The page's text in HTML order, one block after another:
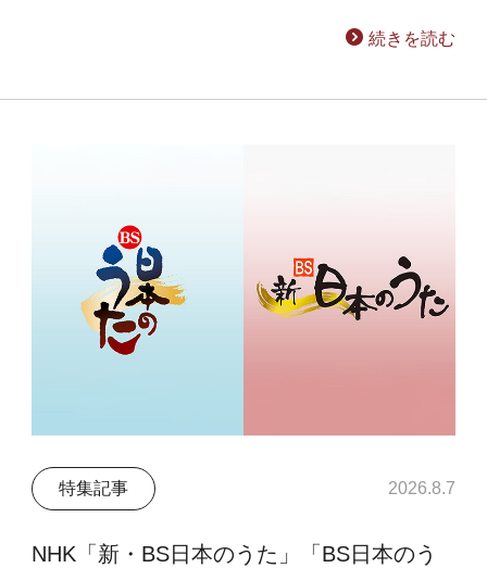
続きを読む
特集記事 2026.8.7
NHK「新・BS日本のうた」「BS日本のう